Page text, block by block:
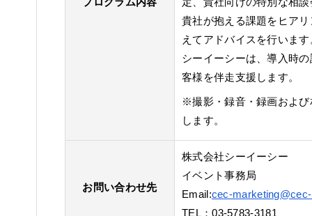
貴社が抱える課題をヒア
えてアドバイスを行います
シーイーシーは、導入時
客様を伴走支援します。
※撮影・録音・録画およ
します。
お問い合わせ先
株式会社シーイーシー
イベント事務局
Email:cec-
TEL：03-5783-3181